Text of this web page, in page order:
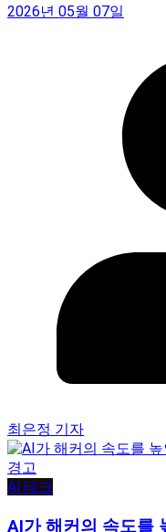
2026년 05월 07일
최은정 기자
AI·테크
AI가 해커의 속도를